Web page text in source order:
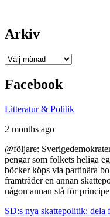
Arkiv
Arkiv
Facebook
Litteratur & Politik
2 months ago
@följare:
pengar som folkets heliga
böcker köps via partinära
framträder en annan
någon annan stå för
SD:s nya skattepolitik: dela